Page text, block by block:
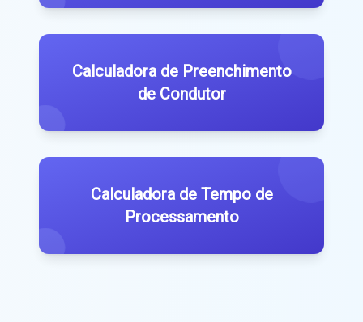
Calculadora de Preenchimento
de Condutor
Calculadora de Tempo de
Processamento